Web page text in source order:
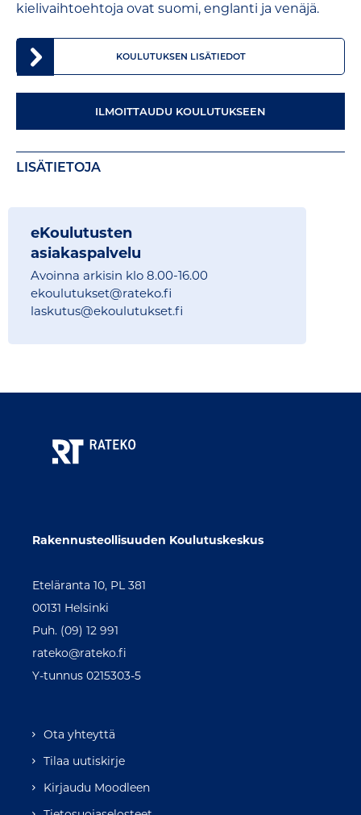
kielivaihtoehtoja ovat suomi, englanti ja venäjä.
KOULUTUKSEN LISÄTIEDOT
ILMOITTAUDU KOULUTUKSEEN
LISÄTIETOJA
eKoulutusten
asiakaspalvelu
Avoinna arkisin klo 8.00-16.00
ekoulutukset@rateko.fi
laskutus@ekoulutukset.fi
Rakennusteollisuuden Koulutuskeskus
Eteläranta 10, PL 381
00131 Helsinki
Puh. (09) 12 991
rateko@rateko.fi
Y-tunnus 0215303-5
Ota yhteyttä
Tilaa uutiskirje
Kirjaudu Moodleen